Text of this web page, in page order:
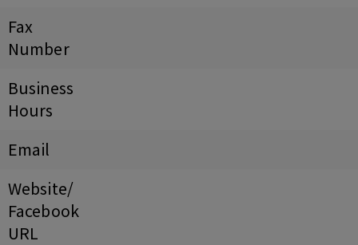
Fax
Number
Business
Hours
Email
Website/
Facebook
URL